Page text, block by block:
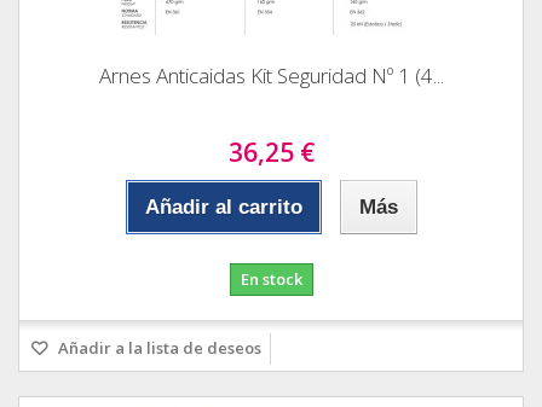
Arnes Anticaidas Kit Seguridad Nº 1 (4...
36,25 €
Añadir al carrito Más
En stock
Añadir a la lista de deseos